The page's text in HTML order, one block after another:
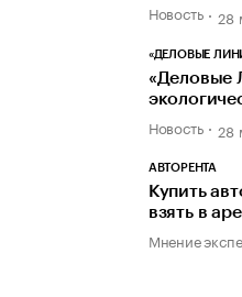
Новость 28
«ДЕЛОВЫЕ
«Деловые
Новость 28
АВТОРЕНТА
Купить
взять в
Мнение